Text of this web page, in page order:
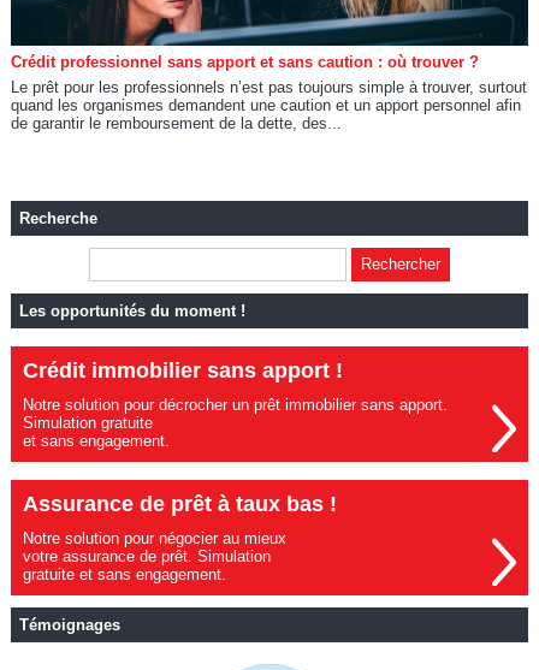
Crédit professionnel sans apport et sans caution : où trouver ?
Le prêt pour les professionnels n’est pas toujours simple à trouver, surtout
quand les organismes demandent une caution et un apport personnel afin
de garantir le remboursement de la dette, des...
Recherche
Les opportunités du moment !
Crédit immobilier sans apport !
Notre solution pour décrocher un prêt immobilier sans apport.
Simulation gratuite
et sans engagement.
Assurance de prêt à taux bas !
Notre solution pour négocier au mieux
votre assurance de prêt. Simulation
gratuite et sans engagement.
Témoignages